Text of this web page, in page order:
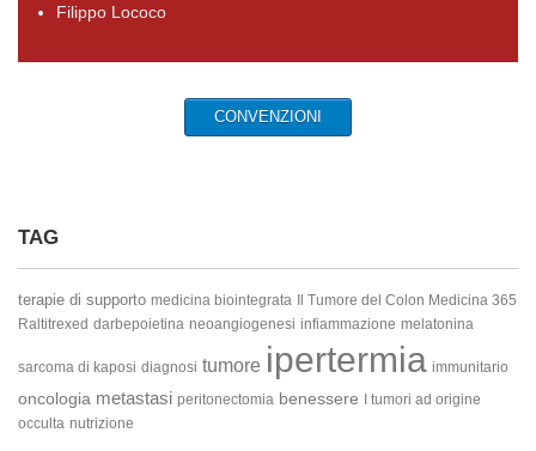
Filippo Lococo
CONVENZIONI
TAG
terapie di supporto medicina biointegrata Il Tumore del Colon Medicina 365
Raltitrexed darbepoietina neoangiogenesi infiammazione melatonina
sarcoma di kaposi diagnosi tumore ipertermia immunitario
oncologia metastasi peritonectomia benessere I tumori ad origine
occulta nutrizione